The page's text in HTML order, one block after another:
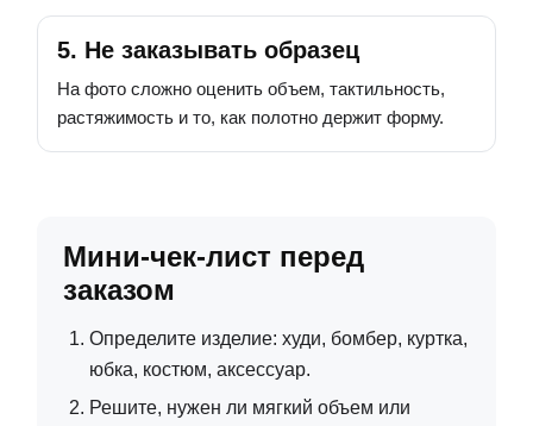
5. Не заказывать образец
На фото сложно оценить объем, тактильность,
растяжимость и то, как полотно держит форму.
Мини-чек-лист перед
заказом
Определите изделие: худи, бомбер, куртка,
юбка, костюм, аксессуар.
Решите, нужен ли мягкий объем или